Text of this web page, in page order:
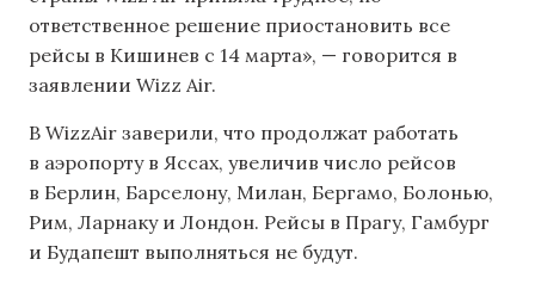
ответственное решение приостановить все
рейсы в Кишинев с 14 марта», — говорится в
заявлении Wizz Air.
В WizzAir заверили, что продолжат работать
в аэропорту в Яссах, увеличив число рейсов
в Берлин, Барселону, Милан, Бергамо, Болонью,
Рим, Ларнаку и Лондон. Рейсы в Прагу, Гамбург
и Будапешт выполняться не будут.